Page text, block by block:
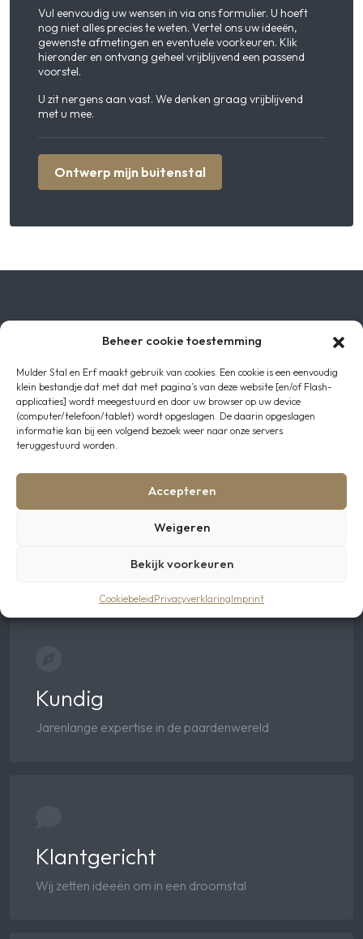
Beheer cookie toestemming
Mulder Stal en Erf maakt gebruik van cookies. Een cookie is een eenvoudig
klein bestandje dat met dat met pagina’s van deze website [en/of Flash-
applicaties] wordt meegestuurd en door uw browser op uw device
(computer/telefoon/tablet) wordt opgeslagen. De daarin opgeslagen
informatie kan bij een volgend bezoek weer naar onze servers
teruggestuurd worden.
Accepteren
Weigeren
Bekijk voorkeuren
CookiebeleidPrivacyverklaringImprint
Vul eenvoudig uw wensen in via ons formulier. U hoeft
nog niet alles precies te weten. Vertel ons uw ideeën,
gewenste afmetingen en eventuele voorkeuren. Klik
hieronder en ontvang geheel vrijblijvend een passend
voorstel.
U zit nergens aan vast. We denken graag vrijblijvend
met u mee.
Ontwerp mijn buitenstal
Vakmanschap met
Passie
Ons vooruitstrevende team denkt met u mee
Kundig
Jarenlange expertise in de paardenwereld
Klantgericht
Wij zetten ideeën om in een droomstal